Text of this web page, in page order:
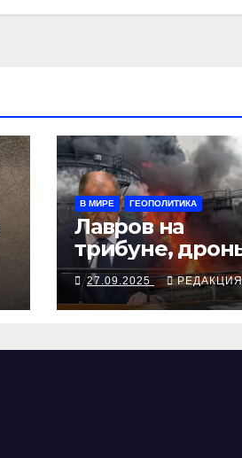
В МИРЕ ГЕОПОЛИТИКА
Лавров на
трибуне,
над Чувашией
27.09.2025 РЕДАКЦИЯ